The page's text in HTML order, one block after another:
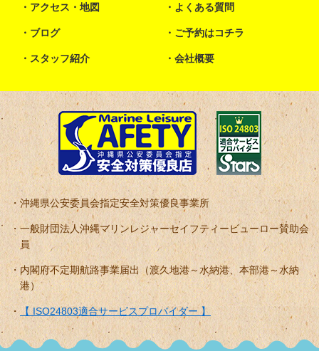
アクセス・地図 よくある質問
ブログ ご予約はコチラ
スタッフ紹介 会社概要
沖縄県公安委員会指定安全対策優良事業所
一般財団法人沖縄マリンレジャーセイフティービューロー賛助会
員
内閣府不定期航路事業届出（渡久地港～水納港、本部港～水納
港）
【 ISO24803適合サービスプロバイダー 】